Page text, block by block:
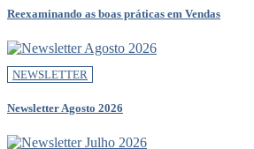
Reexaminando as boas práticas em Vendas
NEWSLETTER
Newsletter Agosto 2026